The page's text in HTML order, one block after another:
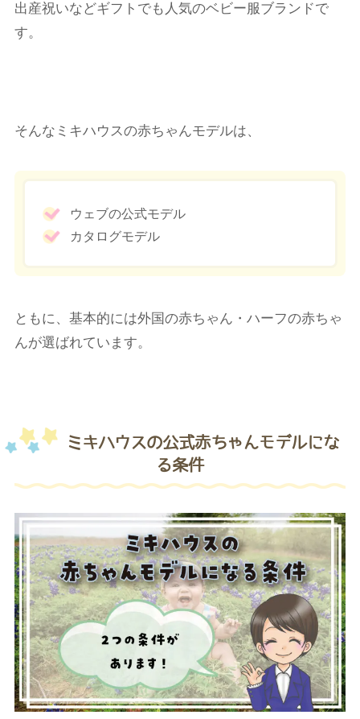
出産祝いなどギフトでも人気のベビー服ブランドで
す。
そんなミキハウスの赤ちゃんモデルは、
ウェブの公式モデル
カタログモデル
ともに、基本的には外国の赤ちゃん・ハーフの赤ちゃ
んが選ばれています。
ミキハウスの公式赤ちゃんモデルにな
る条件